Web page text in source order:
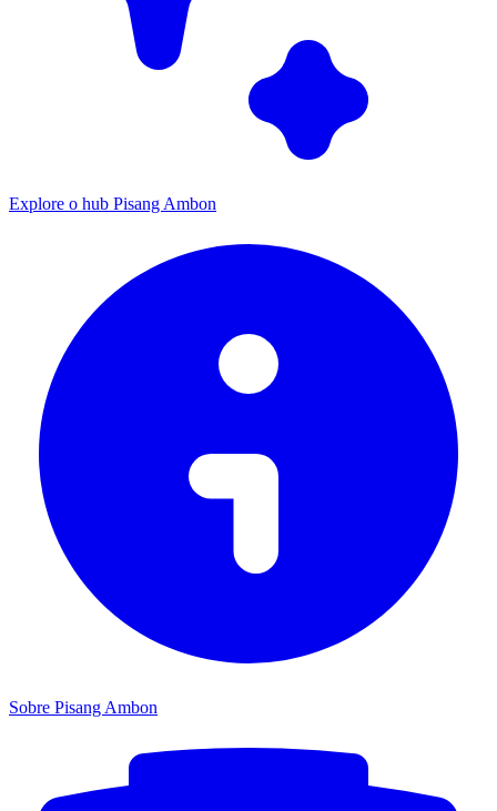
Explore o hub Pisang Ambon
Sobre Pisang Ambon